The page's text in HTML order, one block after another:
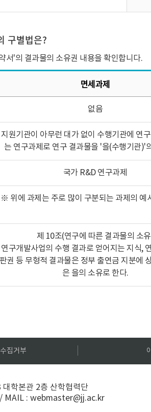
구별법은?
서'의 결과물의 소유권 내용을 확인합니다.
면세과제
없음
지원기관이 아무런 대가 없이 수행기관에 연
는 연구과제로 연구 결과물을 '을(수행기관)'
국가 R&D 연구과제
※ 위에 과제는 주로 많이 구분되는 과제의 예
제 10조(연구에 따른 결과물의 소
연구개발사업의 수행 결과로 얻어지는 지식,
판권 등 무형적 결과물은 정부 출연금 지분에
은 을의 소유로 한다.
집거부
학본관 2층 산학협력단
/ MAIL : webmaster@jj.ac.kr